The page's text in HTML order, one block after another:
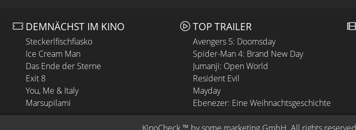
DEMNÄCHST IM KINO
Steckerlfischfiasko
Ice Cream Man
Das Ende der Sterne
Exit 8
You, Me & Italy
Marsupilami
TOP TRAILER
Avengers 5: Doomsday
Spider-Man 4: Brand New Day
Jumanji: Open World
Resident Evil
Mayday
Ebenezer: Eine Weihnachtsgeschichte